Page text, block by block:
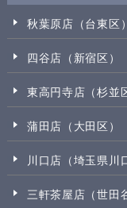
秋葉原店（台東区）
四谷店（新宿区）
東高円寺店（杉並
蒲田店（大田区）
川口店（埼玉県川
三軒茶屋店（世田